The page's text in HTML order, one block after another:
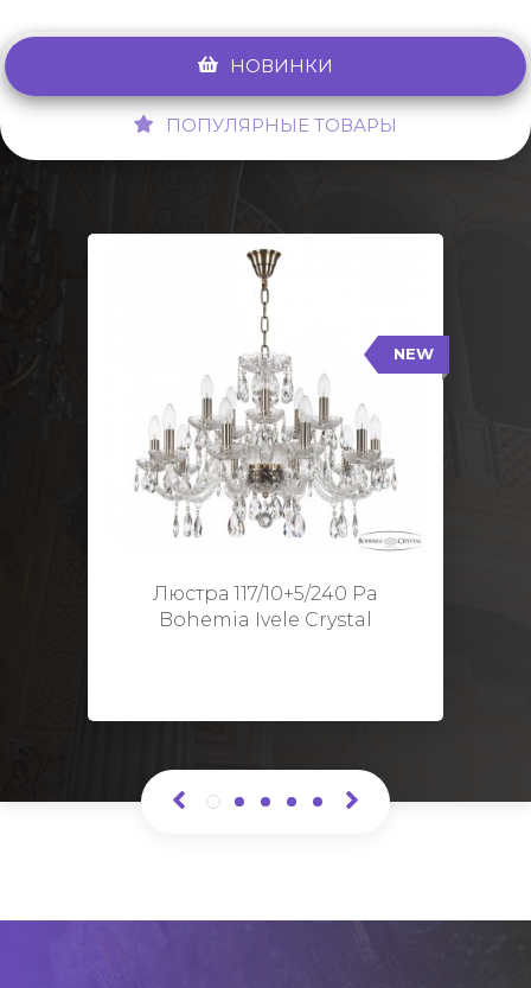
НОВИНКИ
ПОПУЛЯРНЫЕ ТОВАРЫ
NEW
Люстра 117/10+5/240 Pa
Bohemia Ivele Crystal
117/10+5/240 Pa
Тип: Стеклянный рожок
Цвет арматуры: Патина/
Кол-во ламп: 15
Диаметр: 70 см